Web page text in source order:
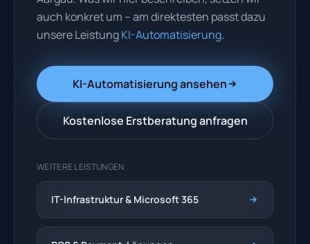
auch konkret um – am direktesten passt dazu
unsere LeistungKI-Automatisierung.
KI-Automatisierung ansehen
Kostenlose Erstberatung anfragen
WEITERE LEISTUNGEN
IT-Infrastruktur & Microsoft 365